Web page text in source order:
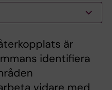
är
identifiera